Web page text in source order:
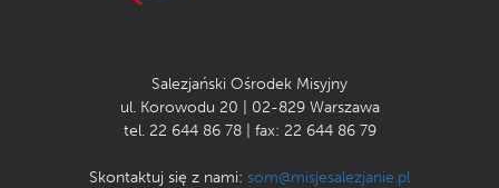
Salezjański Ośrodek Misyjny
ul. Korowodu 20 | 02-829 Warszawa
tel. 22 644 86 78 | fax: 22 644 86 79
Skontaktuj się z nami: som@misjesalezjanie.pl